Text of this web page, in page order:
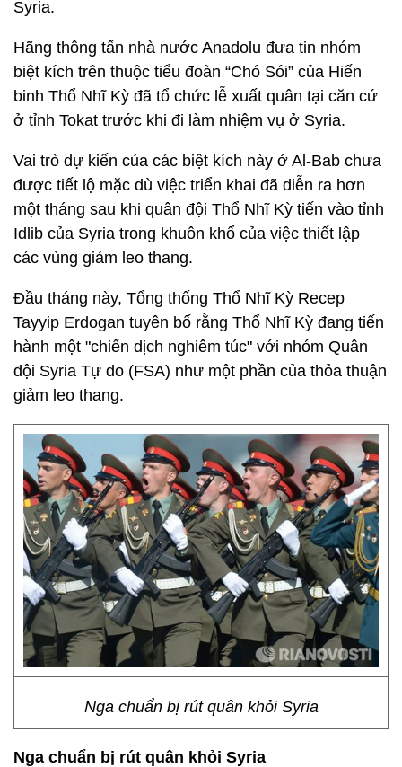
Syria.
Hãng thông tấn nhà nước Anadolu đưa tin nhóm
biệt kích trên thuộc tiểu đoàn “Chó Sói” của Hiến
binh Thổ Nhĩ Kỳ đã tổ chức lễ xuất quân tại căn cứ
ở tỉnh Tokat trước khi đi làm nhiệm vụ ở Syria.
Vai trò dự kiến của các biệt kích này ở Al-Bab chưa
được tiết lộ mặc dù việc triển khai đã diễn ra hơn
một tháng sau khi quân đội Thổ Nhĩ Kỳ tiến vào tỉnh
Idlib của Syria trong khuôn khổ của việc thiết lập
các vùng giảm leo thang.
Đầu tháng này, Tổng thống Thổ Nhĩ Kỳ Recep
Tayyip Erdogan tuyên bố rằng Thổ Nhĩ Kỳ đang tiến
hành một "chiến dịch nghiêm túc" với nhóm Quân
đội Syria Tự do (FSA) như một phần của thỏa thuận
giảm leo thang.
Nga chuẩn bị rút quân khỏi Syria
Nga chuẩn bị rút quân khỏi Syria